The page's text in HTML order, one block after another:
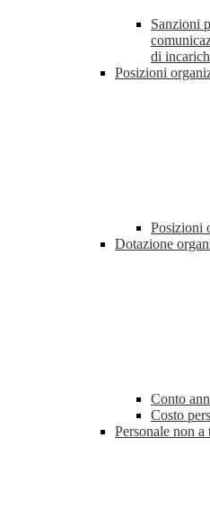
Sanzioni
di
Posizioni
Posizioni
Dotazione
Conto
Costo
Personale non